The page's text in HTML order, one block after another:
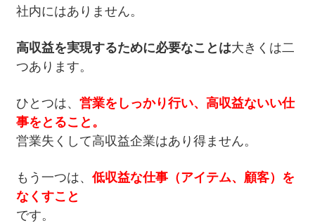
社内にはありません。
高収益を実現するために必要なことは大きくは二
つあります。
ひとつは、営業をしっかり行い、高収益ないい仕
事をとること。
営業失くして高収益企業はあり得ません。
もう一つは、低収益な仕事（アイテム、顧客）を
なくすこと
です。